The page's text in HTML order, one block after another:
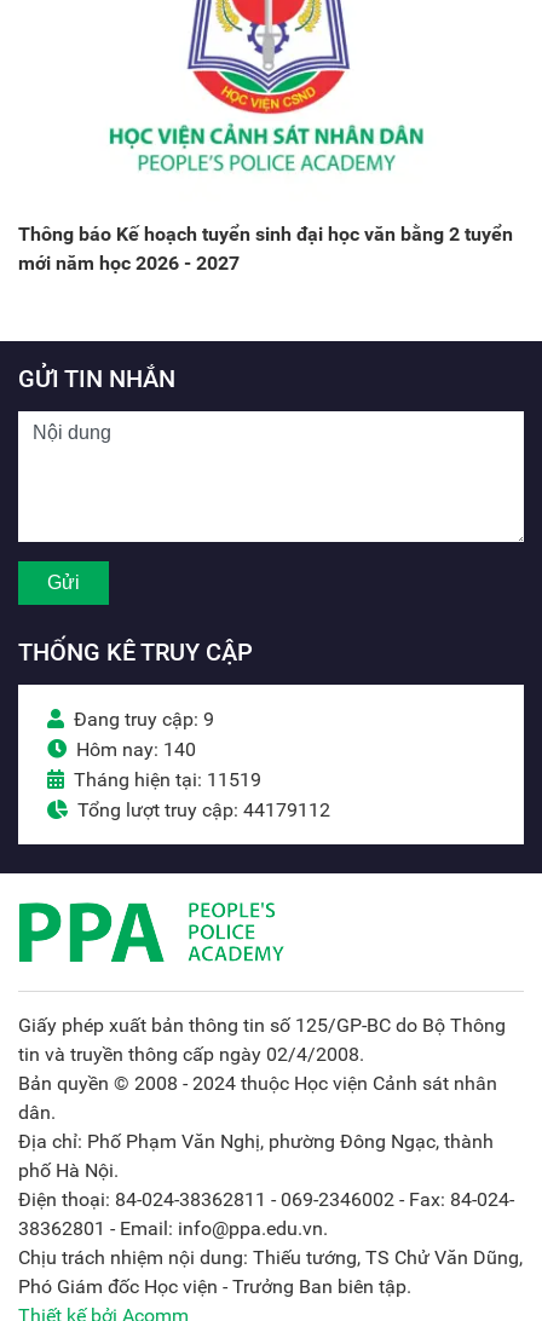
Thông báo Kế hoạch tuyển sinh đại học văn bằng 2 tuyển
mới năm học 2026 - 2027
GỬI TIN NHẮN
THỐNG KÊ TRUY CẬP
Đang truy cập: 9
Hôm nay: 140
Tháng hiện tại: 11519
Tổng lượt truy cập: 44179112
Giấy phép xuất bản thông tin số 125/GP-BC do Bộ Thông
tin và truyền thông cấp ngày 02/4/2008.
Bản quyền © 2008 - 2024 thuộc Học viện Cảnh sát nhân
dân.
Địa chỉ: Phố Phạm Văn Nghị, phường Đông Ngạc, thành
phố Hà Nội.
Điện thoại: 84-024-38362811 - 069-2346002 - Fax: 84-024-
38362801 - Email: info@ppa.edu.vn.
Chịu trách nhiệm nội dung: Thiếu tướng, TS Chử Văn Dũng,
Phó Giám đốc Học viện - Trưởng Ban biên tập.
Thiết kế bởi Acomm